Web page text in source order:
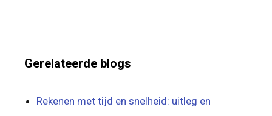
Gerelateerde blogs
Rekenen met tijd en snelheid: uitleg en